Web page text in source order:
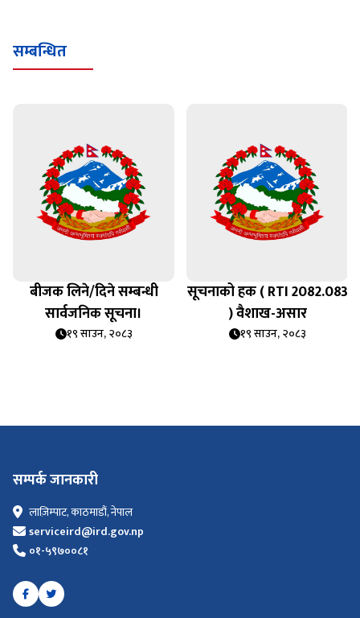
सम्बन्धित
बीजक लिने/दिने सम्बन्धी
सार्वजनिक सूचना।
१९ साउन, २०८३
सूचनाको हक ( RTI 2082.083
) वैशाख-असार
१९ साउन, २०८३
सम्पर्क जानकारी
लाज़िम्पाट, काठमाडौं, नेपाल
serviceird@ird.gov.np
०१-५९७००८१